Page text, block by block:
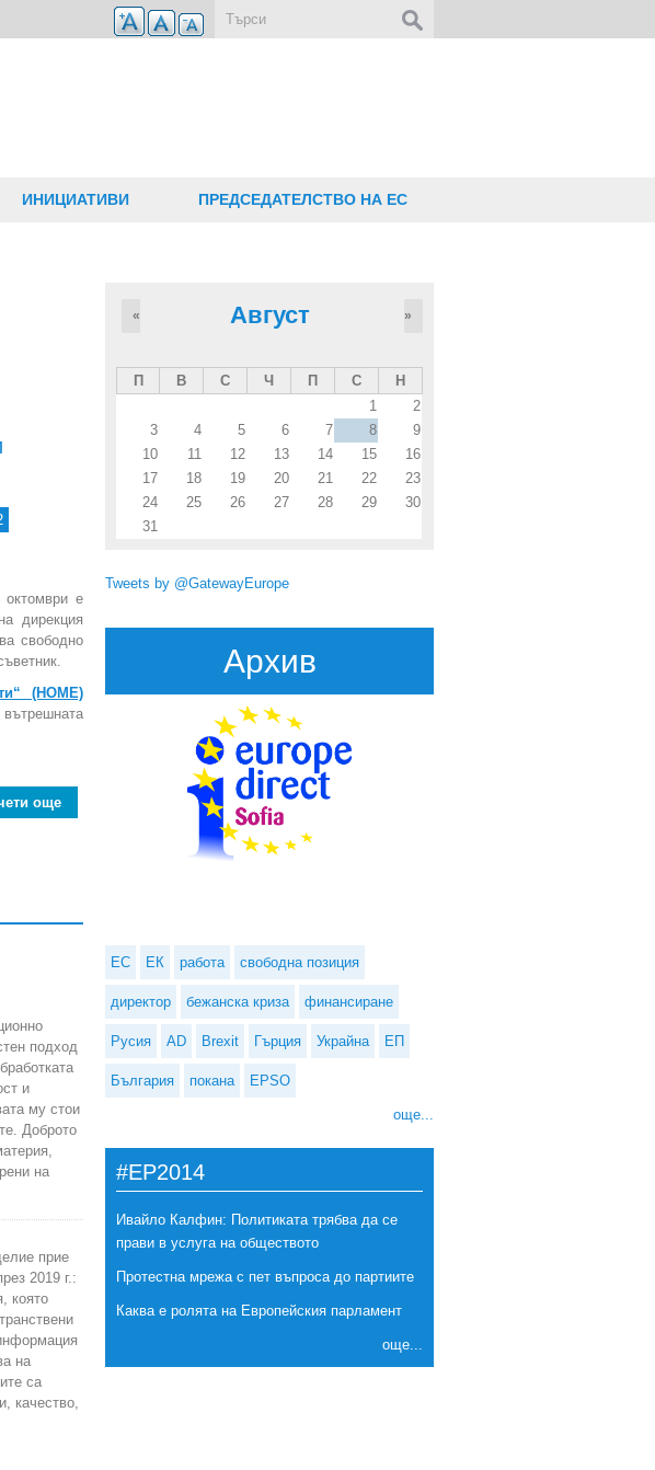
ИНИЦИАТИВИ ПРЕДСЕДАТЕЛСТВО НА ЕС
е
дирекция
свободно
(HOME)
още
about Генерална дирекция „Миграция и вътрешни работи“ търси администратори
подход
и
му стои
Доброто
на
прие
2019 г.:
която
на
са
качество,
Август
« »
П В С Ч П С
Н
1
2
3
4 5 6 7 8
9
10
11 12 13 14 15
16
17
18 19 20 21 22
23
24
25 26 27 28 29
30
31
Tweets by @GatewayEurope
Архив
ЕС ЕК работа свободна позиция
директор бежанска криза финансиране
Русия AD Brexit Гърция Украйна ЕП
България покана EPSO
още...
#EP2014
Ивайло Калфин: Политиката трябва да се
прави в услуга на обществото
Протестна мрежа с пет въпроса до партиите
Каква е ролята на Европейския парламент
още...